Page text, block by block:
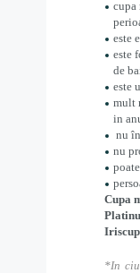
cupa
este
este
de
este
mult
in
nu
nu
Cupa
*In